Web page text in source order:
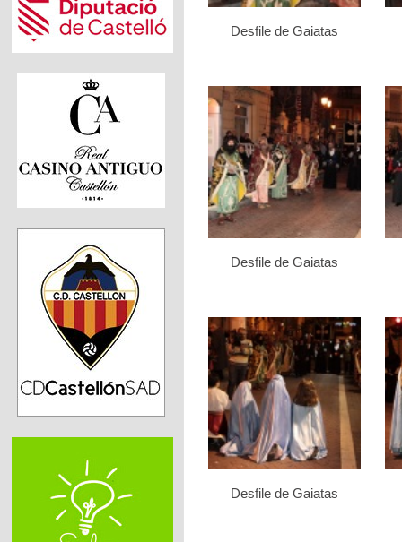
Desfile de Gaiatas
Desfile de Gaiatas
Desfile de Gaiatas